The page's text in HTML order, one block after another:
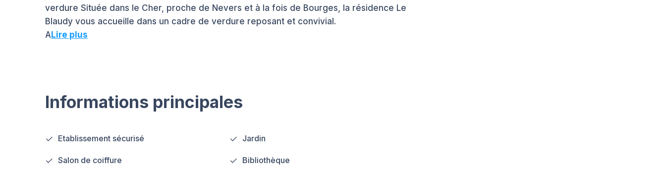
verdure Située dans le Cher, proche de Nevers et à la fois de Bourges, la résidence Le
Blaudy vous accueille dans un cadre de verdure reposant et convivial.
ALire plus
Informations principales
Etablissement sécurisé Jardin
Salon de coiffure Bibliothèque